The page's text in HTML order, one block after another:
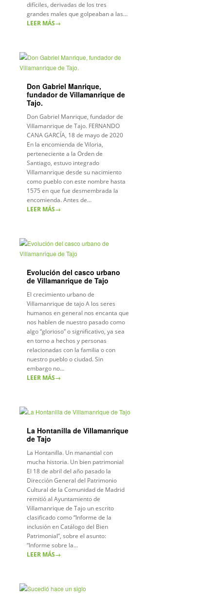
difíciles, derivadas de los tres
grandes males que golpeaban a las…
LEER MÁS→
Don Gabriel Manrique,
fundador de Villamanrique de
Tajo.
Don Gabriel Manrique, fundador de
Villamanrique de Tajo. FERNANDO
CANA GARCÍA, 18 de mayo de 2020
En la encomienda de Viloria,
perteneciente a la Orden de
Santiago, estuvo integrado
Villamanrique desde su nacimiento
como pueblo con este nombre hasta
1575 en que fue desmembrada la
encomienda. Antes de…
LEER MÁS→
Evolución del casco urbano
de Villamanrique de Tajo
El crecimiento urbano de
Villamanrique de tajo A los seres
humanos en general nos encanta que
nos hablen de nuestro pasado como
algo “glorioso” o significativo, ya sea
en torno a hechos y personas
relacionadas con la familia o con
nuestro pueblo o ciudad. Sin
embargo no…
LEER MÁS→
La Hontanilla de Villamanrique
de Tajo
La Hontanilla. Un manantial con
mucha historia. Un bien patrimonial
El 18 de abril del año pasado la
Dirección General del Patrimonio
Cultural de la Comunidad de Madrid
remitió al Ayuntamiento de
Villamanrique de Tajo un escrito
clasificado como “Informe de la
inclusión en Catálogo del Bien
Patrimonial”, sobre el asunto:
“Informe sobre la…
LEER MÁS→